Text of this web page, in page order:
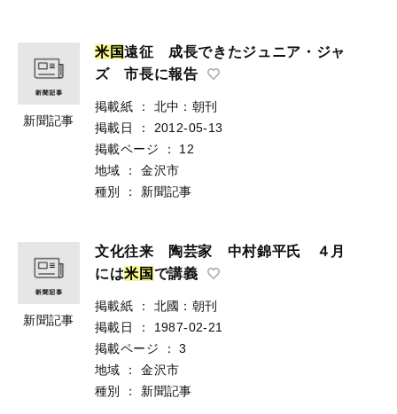
新聞記事
米 国遠征 成長できたジュニア・ジャ
ズ 市長に報告
掲載紙 ：
北中：朝刊
掲載日
：
2012-05-13
掲載ページ
：
12
地域
：
金沢市
種別
： 新聞記事
新聞記事
文化往来 陶芸家 中村錦平氏 ４月
には米 国で講義
掲載紙 ：
北國：朝刊
掲載日
：
1987-02-21
掲載ページ
：
3
地域
：
金沢市
種別
： 新聞記事